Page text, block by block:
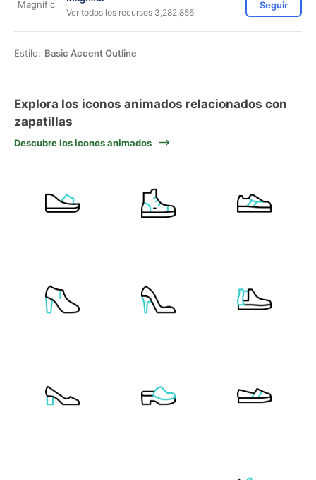
Ver todos los recursos 3,282,856
Seguir
Estilo: Basic Accent Outline
Explora los iconos animados relacionados con
zapatillas
Descubre los iconos animados